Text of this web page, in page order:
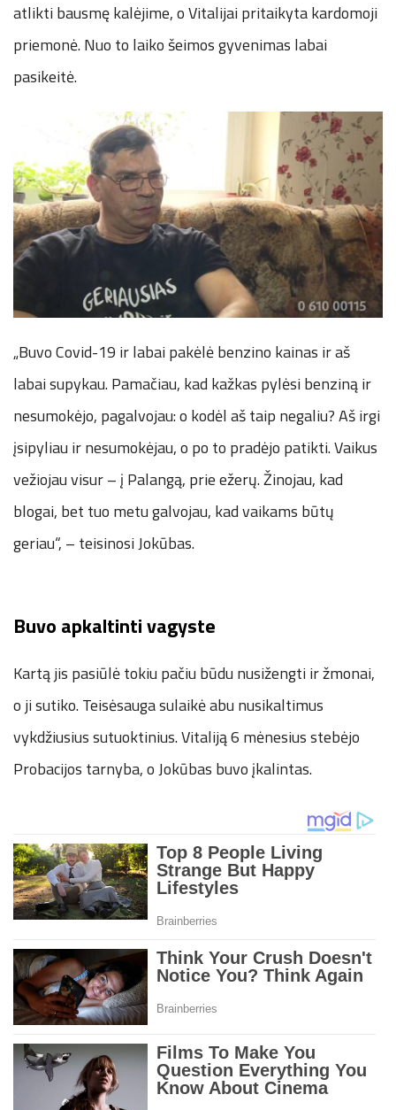
atlikti bausmę kalėjime, o Vitalijai pritaikyta kardomoji
priemonė. Nuo to laiko šeimos gyvenimas labai
pasikeitė.
„Buvo Covid-19 ir labai pakėlė benzino kainas ir aš
labai supykau. Pamačiau, kad kažkas pylėsi benziną ir
nesumokėjo, pagalvojau: o kodėl aš taip negaliu? Aš irgi
įsipyliau ir nesumokėjau, o po to pradėjo patikti. Vaikus
vežiojau visur – į Palangą, prie ežerų. Žinojau, kad
blogai, bet tuo metu galvojau, kad vaikams būtų
geriau“, – teisinosi Jokūbas.
Buvo apkaltinti vagyste
Kartą jis pasiūlė tokiu pačiu būdu nusižengti ir žmonai,
o ji sutiko. Teisėsauga sulaikė abu nusikaltimus
vykdžiusius sutuoktinius. Vitaliją 6 mėnesius stebėjo
Probacijos tarnyba, o Jokūbas buvo įkalintas.